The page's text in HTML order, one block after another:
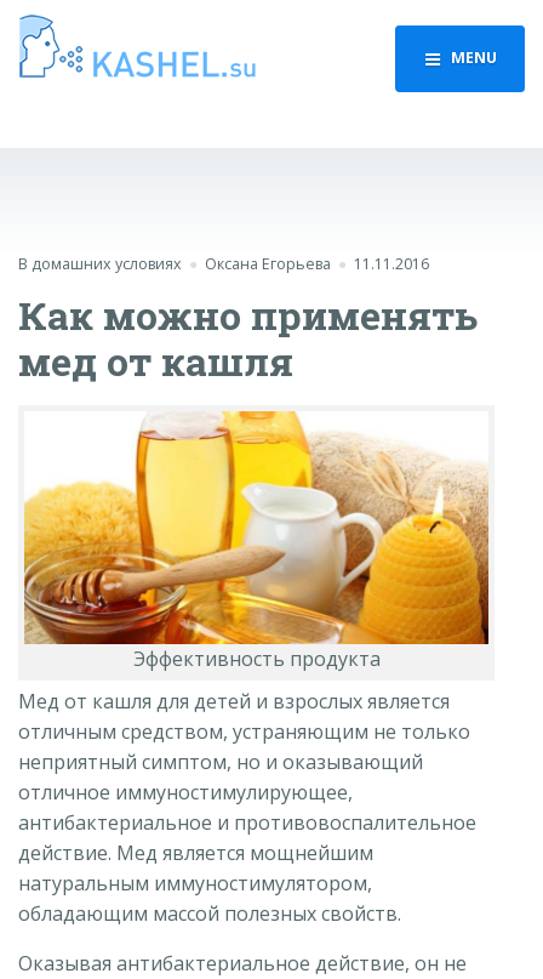
MENU
В домашних условиях Оксана Егорьева 11.11.2016
Как можно применять
мед от кашля
Эффективность продукта
Мед от кашля для детей и взрослых является
отличным средством, устраняющим не только
неприятный симптом, но и оказывающий
отличное иммуностимулирующее,
антибактериальное и противовоспалительное
действие. Мед является мощнейшим
натуральным иммуностимулятором,
обладающим массой полезных свойств.
Оказывая антибактериальное действие, он не